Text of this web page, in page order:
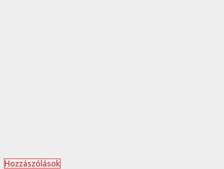
Hozzászólások